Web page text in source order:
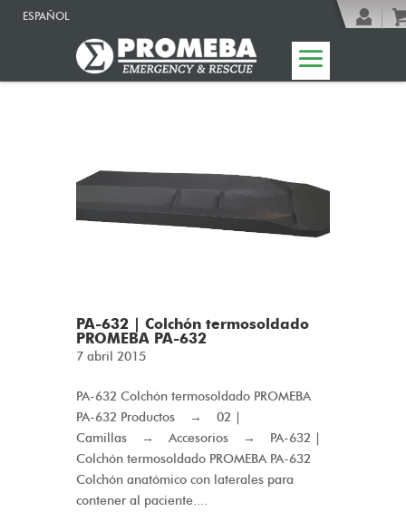
ESPAÑOL
PA-632 | Colchón termosoldado
PROMEBA PA-632
7 abril 2015
PA-632 Colchón termosoldado PROMEBA
PA-632 Productos → 02 |
Camillas → Accesorios → PA-632 |
Colchón termosoldado PROMEBA PA-632
Colchón anatómico con laterales para
contener al paciente....